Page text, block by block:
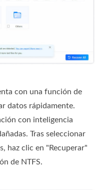
con una función de
datos rápidamente.
con inteligencia
Tras seleccionar
haz clic en "Recuperar"
de NTFS.